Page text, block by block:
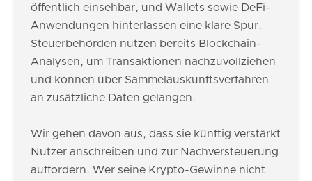
öffentlich einsehbar, und Wallets sowie DeFi-
Anwendungen hinterlassen eine klare Spur.
Steuerbehörden nutzen bereits Blockchain-
Analysen, um Transaktionen nachzuvollziehen
und können über Sammelauskunftsverfahren
an zusätzliche Daten gelangen.
Wir gehen davon aus, dass sie künftig verstärkt
Nutzer anschreiben und zur Nachversteuerung
auffordern. Wer seine Krypto-Gewinne nicht